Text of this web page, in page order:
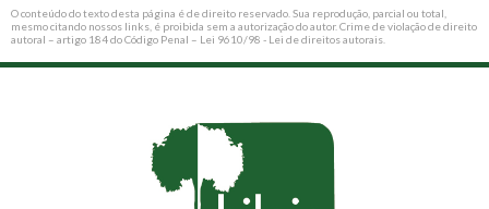
O conteúdo do texto desta página é de direito reservado. Sua reprodução, parcial ou total,
mesmo citando nossos links, é proibida sem a autorização do autor. Crime de violação de direito
autoral – artigo 184 do Código Penal – Lei 9610/98 - Lei de direitos autorais